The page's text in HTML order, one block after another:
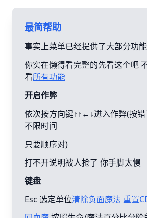
最简帮助
事实上菜单已经提供了大部分功能
你实在懒得看完整的先看这个吧
看所有功能
开启作弊
依次按方向键↑↑←↓进入作弊(按
不限时间
只要顺序对)
打不开说明被人抢了 你手脚太慢
键盘
Esc 选定单位清除负面魔法 重置